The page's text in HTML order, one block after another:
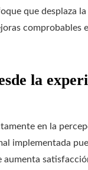
que desplaza
comprobables
la
en la
implementada